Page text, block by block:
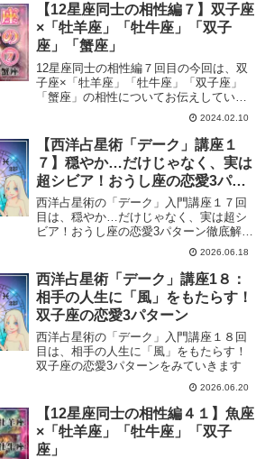
【12星座同士の相性編７】双子座
×「牡羊座」「牡牛座」「双子
座」「蟹座」
12星座同士の相性編７回目の今回は、双
子座×「牡羊座」「牡牛座」「双子座」
「蟹座」の相性についてお伝えしていき
2024.02.10
【西洋占星術「デーク」講座１
７】穏やか…だけじゃなく、実は
超シビア！おうし座の恋愛3パタ
ーン徹底解説
西洋占星術の「デーク」入門講座１７回
目は、穏やか…だけじゃなく、実は超シ
ビア！おうし座の恋愛3パターン徹底解説
2026.06.18
西洋占星術「デーク」講座1８：
相手の人生に「風」をもたらす！
双子座の恋愛3パターン
西洋占星術の「デーク」入門講座１８回
目は、相手の人生に「風」をもたらす！
双子座の恋愛3パターンをみていきます
2026.06.20
【12星座同士の相性編４１】魚座
×「牡羊座」「牡牛座」「双子
座」